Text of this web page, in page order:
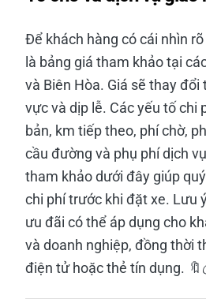
Để khách hàng có cái nhìn
là bảng giá tham khảo tại
và Biên Hòa. Giá sẽ thay
vực và dịp lễ. Các yếu tố chi
bản, km tiếp theo, phí chờ,
cầu đường và phụ phí dịch
tham khảo dưới đây giúp
chi phí trước khi đặt xe. Lưu
ưu đãi có thể áp dụng cho
và doanh nghiệp, đồng thời
điện tử hoặc thẻ tín dụng.